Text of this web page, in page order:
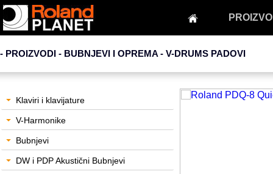
- PROIZVODI - BUBNJEVI I OPREMA - V-DRUMS PADOVI
Klaviri i klavijature
V-Harmonike
Bubnjevi
DW i PDP Akustični Bubnjevi